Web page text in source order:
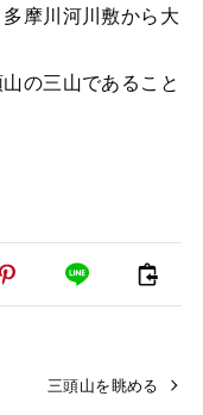
摩川河川敷から大
の三山であること
三頭山を眺める